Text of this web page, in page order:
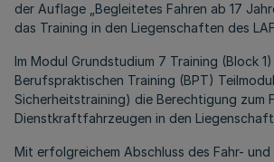
der Auflage „Begleitetes Fahren ab 17
das Training in den Liegenschaften des
Im Modul Grundstudium 7 Training (Block
Berufspraktischen Training (BPT)
Sicherheitstraining) die Berechtigung zum
Dienstkraftfahrzeugen in den
Mit erfolgreichem Abschluss des Fahr- und